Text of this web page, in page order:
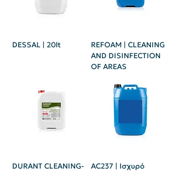
DESSAL | 20lt
REFOAM | CLEANING
AND DISINFECTION
OF AREAS
DURANT CLEANING-
AC237 | Ισχυρό